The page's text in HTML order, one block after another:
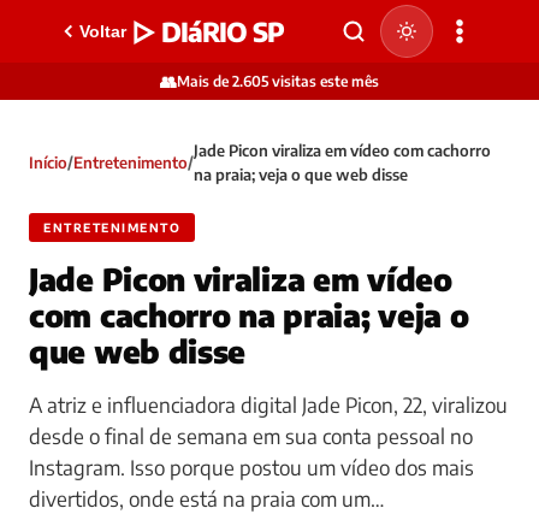
Voltar ▷ DIáRIO SP
👥Mais de 2.605 visitas este mês
Início/Entretenimento/
Jade Picon viraliza em vídeo com cachorro
na praia; veja o que web disse
ENTRETENIMENTO
Jade Picon viraliza em vídeo
com cachorro na praia; veja o
que web disse
A atriz e influenciadora digital Jade Picon, 22, viralizou
desde o final de semana em sua conta pessoal no
Instagram. Isso porque postou um vídeo dos mais
divertidos, onde está na praia com um…